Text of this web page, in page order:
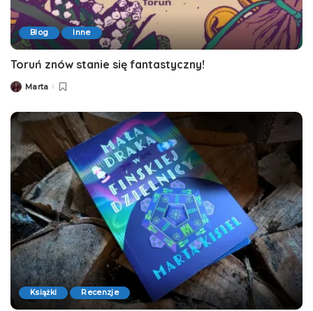
Blog Inne
Toruń znów stanie się fantastyczny!
Posted
Marta
Książki Recenzje